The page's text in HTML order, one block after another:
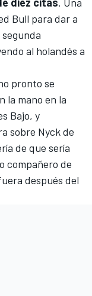
Bull para dar a
al holandés a
pronto se
la mano en la
Bajo, y
sobre Nyck de
de que sería
compañero de
después del